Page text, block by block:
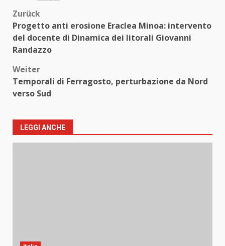
Beitragsnavigation
Zurück
Progetto anti erosione Eraclea Minoa: intervento
del docente di Dinamica dei litorali Giovanni
Randazzo
Weiter
Temporali di Ferragosto, perturbazione da Nord
verso Sud
LEGGI ANCHE